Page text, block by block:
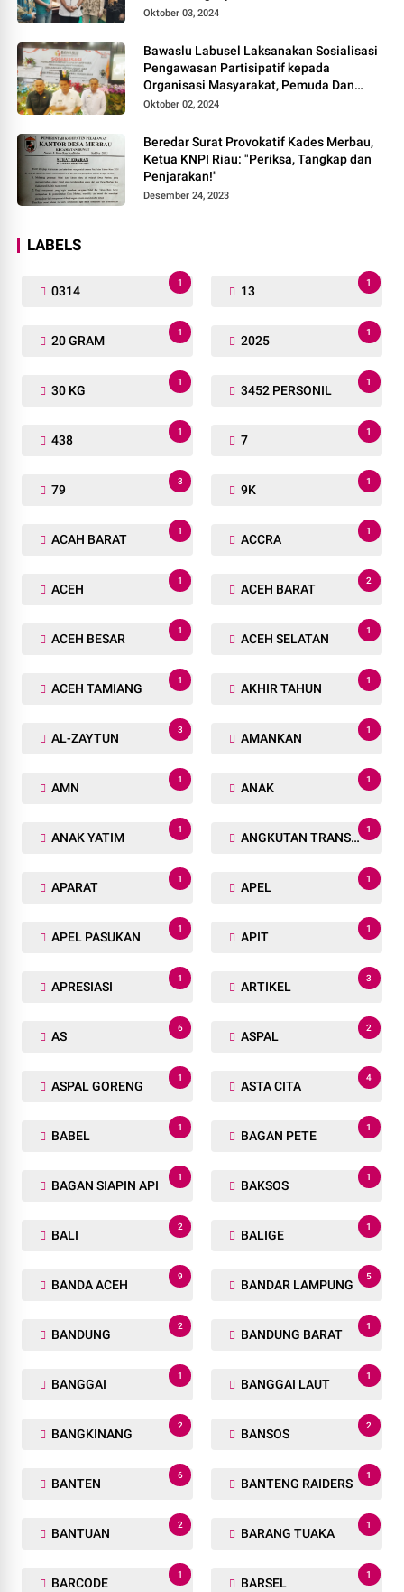
Oktober 03, 2024
Bawaslu Labusel Laksanakan Sosialisasi
Pengawasan Partisipatif kepada
Organisasi Masyarakat, Pemuda Dan
Agama Pada pilkada Serentak 2024
Oktober 02, 2024
Beredar Surat Provokatif Kades Merbau,
Ketua KNPI Riau: "Periksa, Tangkap dan
Penjarakan!"
Desember 24, 2023
LABELS
0314
1
13
1
20 GRAM
1
2025
1
30 KG
1
3452 PERSONIL
1
438
1
7
1
79
3
9K
1
ACAH BARAT
1
ACCRA
1
ACEH
1
ACEH BARAT
2
ACEH BESAR
1
ACEH SELATAN
1
ACEH TAMIANG
1
AKHIR TAHUN
1
AL-ZAYTUN
3
AMANKAN
1
AMN
1
ANAK
1
ANAK YATIM
1
ANGKUTAN TRANSPORTASI
1
APARAT
1
APEL
1
APEL PASUKAN
1
APIT
1
APRESIASI
1
ARTIKEL
3
AS
6
ASPAL
2
ASPAL GORENG
1
ASTA CITA
4
BABEL
1
BAGAN PETE
1
BAGAN SIAPIN API
1
BAKSOS
1
BALI
2
BALIGE
1
BANDA ACEH
9
BANDAR LAMPUNG
5
BANDUNG
2
BANDUNG BARAT
1
BANGGAI
1
BANGGAI LAUT
1
BANGKINANG
2
BANSOS
2
BANTEN
6
BANTENG RAIDERS
1
BANTUAN
2
BARANG TUAKA
1
BARCODE
1
BARSEL
1